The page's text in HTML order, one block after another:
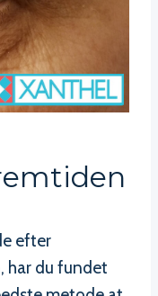
efter
har du fundet